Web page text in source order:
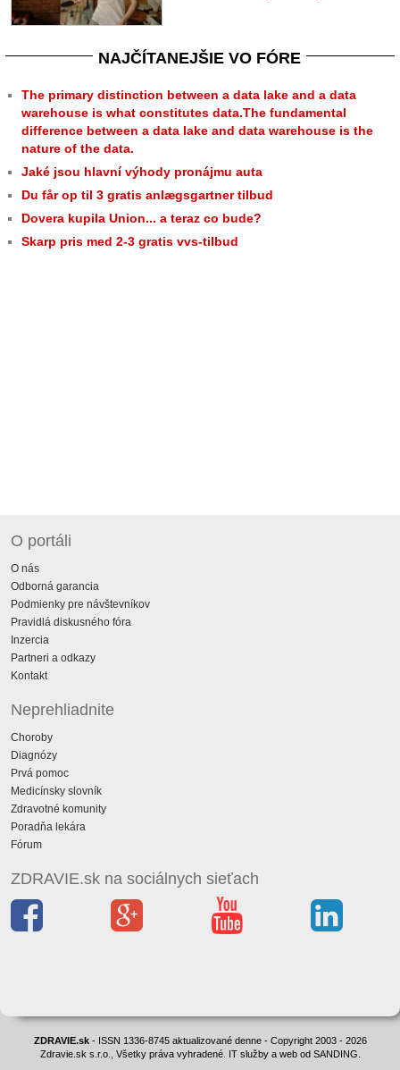
NAJČÍTANEJŠIE VO FÓRE
The primary distinction between a data lake and a data
warehouse is what constitutes data.The fundamental
difference between a data lake and data warehouse is the
nature of the data.
Jaké jsou hlavní výhody pronájmu auta
Du får op til 3 gratis anlægsgartner tilbud
Dovera kupila Union... a teraz co bude?
Skarp pris med 2-3 gratis vvs-tilbud
O portáli
O nás
Odborná garancia
Podmienky pre návštevníkov
Pravidlá diskusného fóra
Inzercia
Partneri a odkazy
Kontakt
Neprehliadnite
Choroby
Diagnózy
Prvá pomoc
Medicínsky slovník
Zdravotné komunity
Poradňa lekára
Fórum
ZDRAVIE.sk na sociálnych sieťach
ZDRAVIE.sk- ISSN 1336-8745 aktualizované denne - Copyright 2003 - 2026
Zdravie.sk s.r.o., Všetky práva vyhradené. IT služby a web od SANDING.